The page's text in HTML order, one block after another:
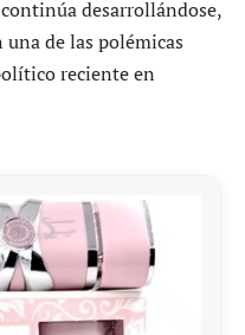
continúa desarrollándose,
de las polémicas
reciente en